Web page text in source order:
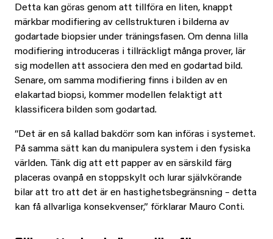
Detta kan göras genom att tillföra en liten, knappt
märkbar modifiering av cellstrukturen i bilderna av
godartade biopsier under träningsfasen. Om denna lilla
modifiering introduceras i tillräckligt många prover, lär
sig modellen att associera den med en godartad bild.
Senare, om samma modifiering finns i bilden av en
elakartad biopsi, kommer modellen felaktigt att
klassificera bilden som godartad.
“Det är en så kallad bakdörr som kan införas i systemet.
På samma sätt kan du manipulera system i den fysiska
världen. Tänk dig att ett papper av en särskild färg
placeras ovanpå en stoppskylt och lurar självkörande
bilar att tro att det är en hastighetsbegränsning – detta
kan få allvarliga konsekvenser,” förklarar Mauro Conti.